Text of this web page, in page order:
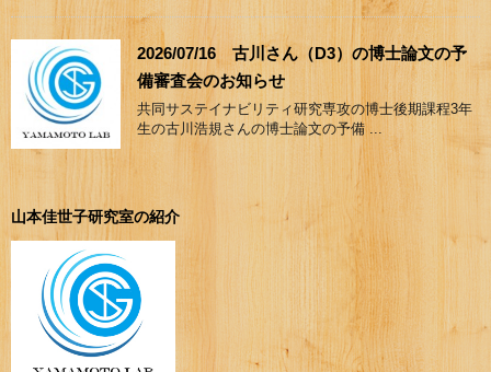
2026/07/16 古川さん（D3）の博士論文の予
備審査会のお知らせ
共同サステイナビリティ研究専攻の博士後期課程3年
生の古川浩規さんの博士論文の予備 ...
山本佳世子研究室の紹介